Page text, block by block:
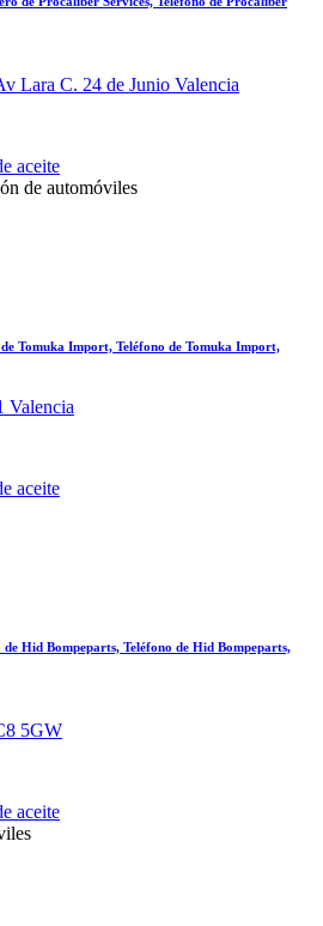
Lara C. 24 de Junio Valencia
aceite
de automóviles
Tomuka Import, Teléfono de Tomuka Import,
Valencia
aceite
Hid Bompeparts, Teléfono de Hid Bompeparts,
5GW
aceite